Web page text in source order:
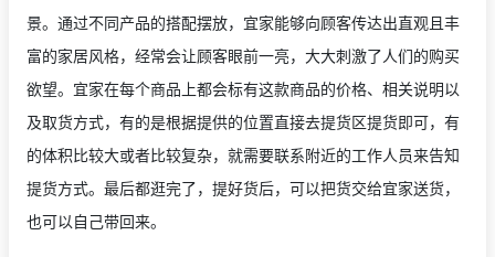
景。通过不同产品的搭配摆放，宜家能够向顾客传达出直观且丰
富的家居风格，经常会让顾客眼前一亮，大大刺激了人们的购买
欲望。宜家在每个商品上都会标有这款商品的价格、相关说明以
及取货方式，有的是根据提供的位置直接去提货区提货即可，有
的体积比较大或者比较复杂，就需要联系附近的工作人员来告知
提货方式。最后都逛完了，提好货后，可以把货交给宜家送货，
也可以自己带回来。